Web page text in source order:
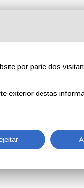
por parte dos
exterior destas